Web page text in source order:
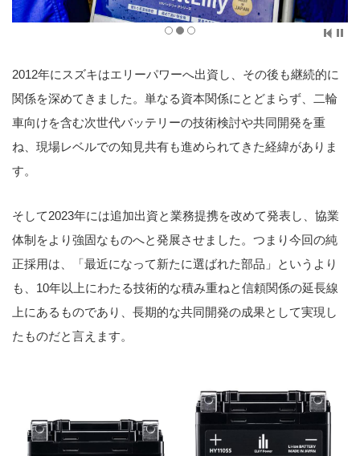
2012年にスズキはエリーパワーへ出資し、その後も継続的に
関係を深めてきました。単なる資本関係にとどまらず、二輪
車向けを含む次世代バッテリーの技術検討や共同開発を重
ね、現場レベルでの知見共有も進められてきた経緯がありま
す。
そして2023年には追加出資と業務提携を改めて発表し、協業
体制をより強固なものへと発展させました。つまり今回の純
正採用は、「最近になって新たに選ばれた部品」というより
も、10年以上にわたる技術的な積み重ねと信頼関係の延長線
上にあるものであり、長期的な共同開発の成果として実現し
たものだと言えます。